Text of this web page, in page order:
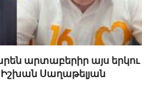
արտաբերիր այս երկու
Իշխան Սաղաթելյան